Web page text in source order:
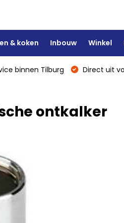
& koken Inbouw Winkel
binnen Tilburg
Direct uit
ontkalker